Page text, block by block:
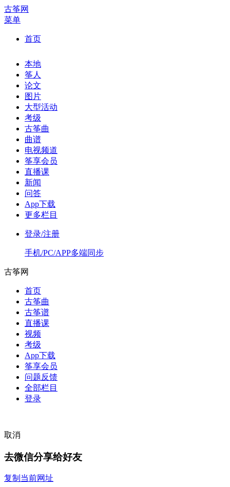
古筝网
菜单
首页
本地
筝人
论文
图片
大型活动
考级
古筝曲
曲谱
电视频道
筝享会员
直播课
新闻
问答
App下载
更多栏目
登录/注册
手机/PC/APP多端同步
古筝网
首页
古筝曲
古筝谱
直播课
视频
考级
App下载
筝享会员
问题反馈
全部栏目
登录
取消
去微信分享给好友
复制当前网址